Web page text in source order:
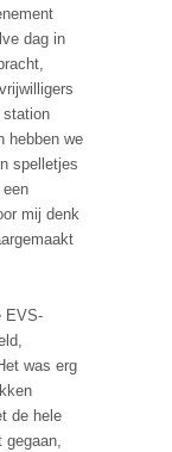
dag in
station
hebben we
spelletjes
mij denk
EVS-
was erg
de hele
gegaan,